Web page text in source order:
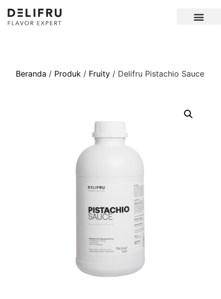
Beranda / Produk / Fruity / Delifru Pistachio Sauce